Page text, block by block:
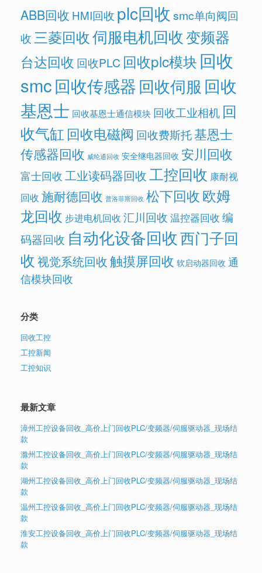
ABB回收 HMI回收 plc回收 smc单向阀回
收 三菱回收伺服电机回收变频器
台达回收 回收PLC 回收plc模块 回收
smc回收传感器回收伺服 回收
基恩士 回收基恩士通信模块 回收工业相机 回
收气缸 回收电磁阀 回收费斯托基恩士
传感器回收 威纶通回收 安全继电器回收 安川回收
富士回收工业读码器回收工控回收 康耐视
回收 施耐德回收 普洛菲斯回收 松下回收欧姆
龙回收 步进电机回收 汇川回收 温控器回收 编
码器回收 自动化设备回收西门子回
收视觉系统回收触摸屏回收 软启动器回收 通
信模块回收
分类
回收工控
工控新闻
工控知识
最新文章
漳州工控设备回收_高价上门回收PLC/变频器/伺服驱动器_现场结
款
滁州工控设备回收_高价上门回收PLC/变频器/伺服驱动器_现场结
款
湖州工控设备回收_高价上门回收PLC/变频器/伺服驱动器_现场结
款
温州工控设备回收_高价上门回收PLC/变频器/伺服驱动器_现场结
款
淮安工控设备回收_高价上门回收PLC/变频器/伺服驱动器_现场结
款